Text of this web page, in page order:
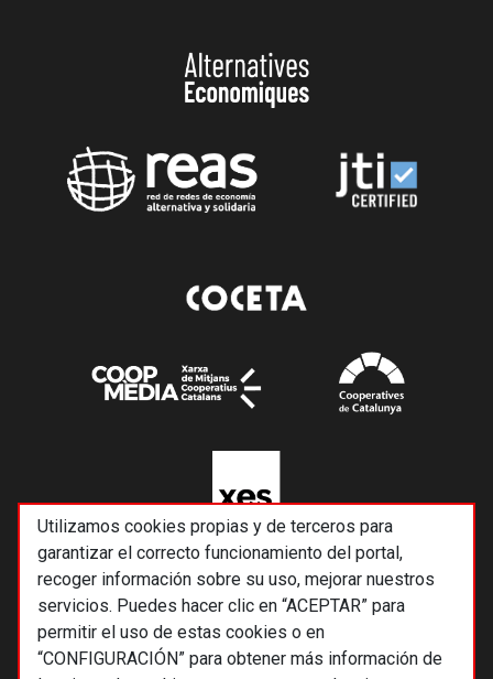
Utilizamos cookies propias y de terceros para
garantizar el correcto funcionamiento del portal,
recoger información sobre su uso, mejorar nuestros
servicios. Puedes hacer clic en “ACEPTAR” para
permitir el uso de estas cookies o en
“CONFIGURACIÓN” para obtener más información de